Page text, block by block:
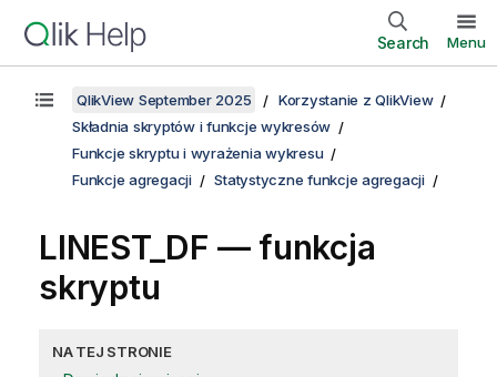
Search Menu
QlikView September 2025
Korzystanie z QlikView
Składnia skryptów i funkcje wykresów
Funkcje skryptu i wyrażenia wykresu
Funkcje agregacji
Statystyczne funkcje agregacji
LINEST_DF — funkcja
skryptu
NA TEJ STRONIE